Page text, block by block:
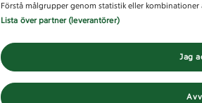
Förstå målgrupper genom statistik eller
Lista över partner (leverantörer)
Jag